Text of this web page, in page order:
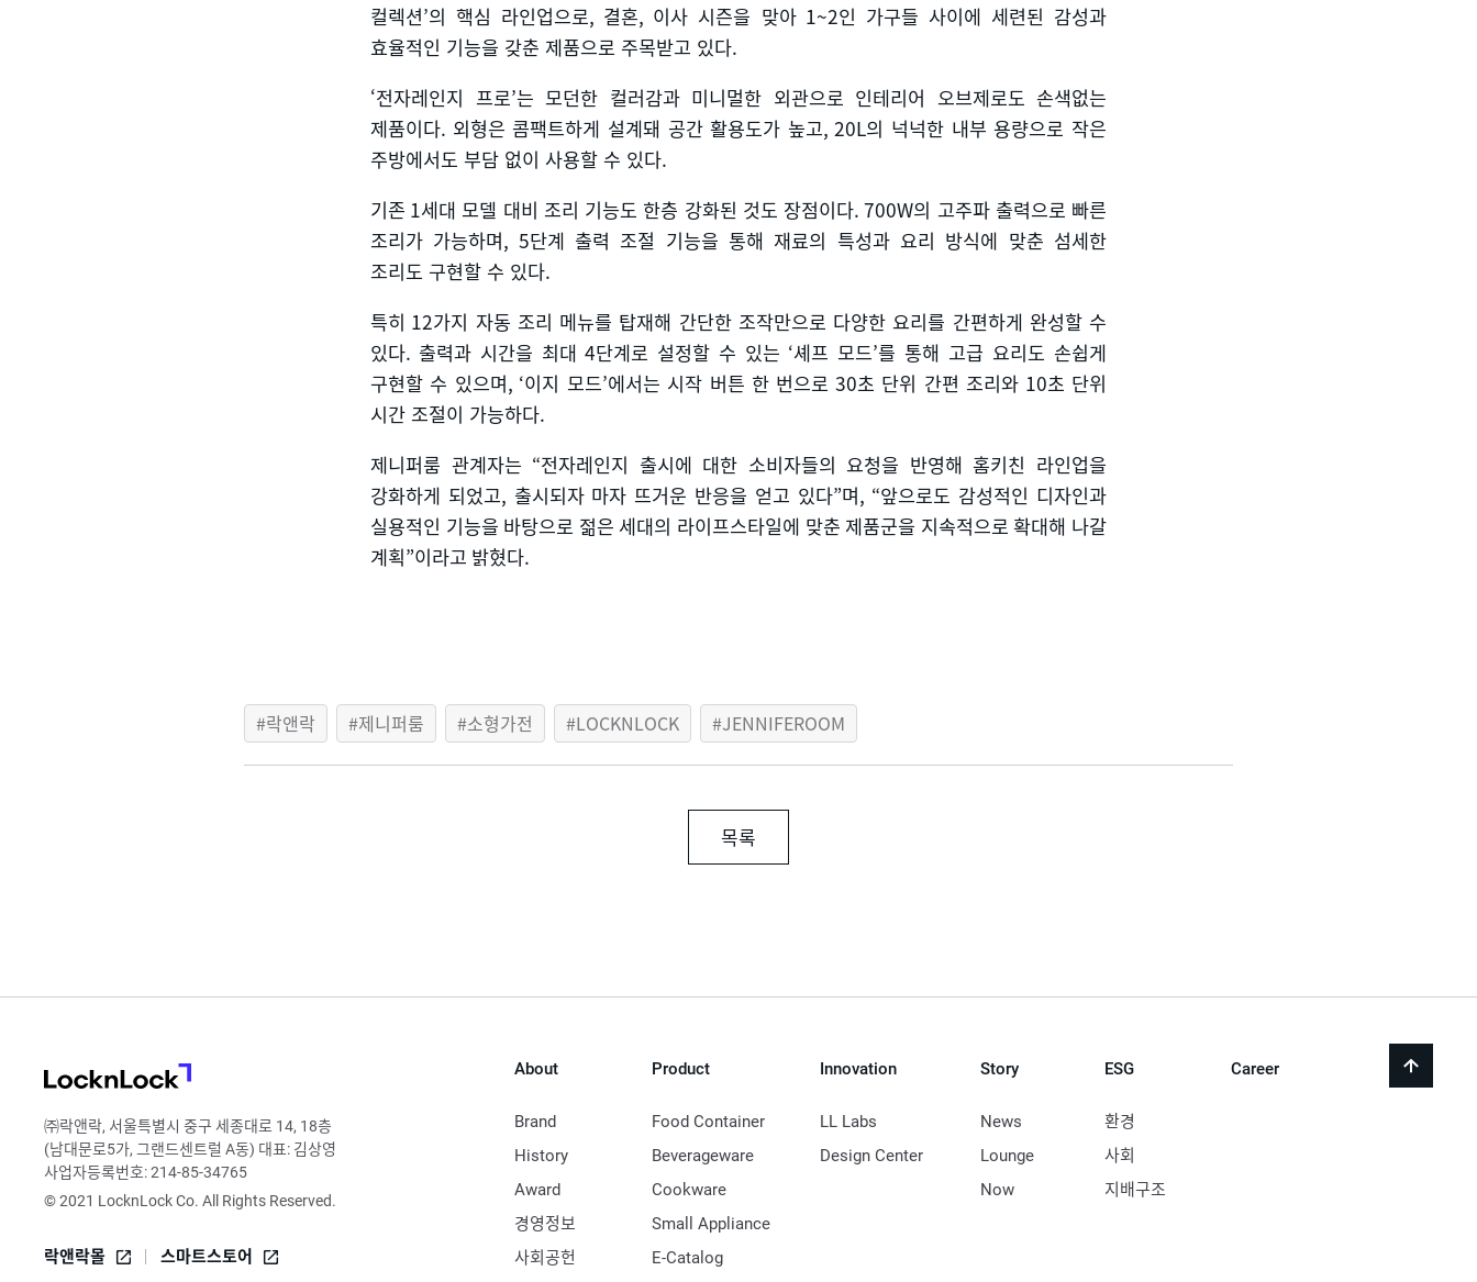
컬렉션’의 핵심 라인업으로, 결혼, 이사 시즌을 맞아1~2인 가구들 사이에 세련된 감성과
효율적인 기능을 갖춘 제품으로 주목받고 있다.
‘전자레인지 프로’는 모던한 컬러감과 미니멀한 외관으로 인테리어 오브제로도 손색없는
제품이다. 외형은 콤팩트하게 설계돼 공간 활용도가 높고, 20L의 넉넉한 내부 용량으로 작은
주방에서도 부담 없이 사용할 수 있다.
기존 1세대 모델 대비 조리 기능도 한층 강화된 것도 장점이다. 700W의 고주파 출력으로 빠른
조리가 가능하며, 5단계 출력 조절 기능을 통해 재료의 특성과 요리 방식에 맞춘 섬세한
조리도 구현할 수 있다.
특히 12가지 자동 조리 메뉴를 탑재해 간단한 조작만으로 다양한 요리를 간편하게 완성할 수
있다. 출력과 시간을 최대 4단계로 설정할 수 있는 ‘셰프 모드’를 통해 고급 요리도 손쉽게
구현할 수 있으며, ‘이지 모드’에서는 시작 버튼 한 번으로 30초 단위 간편 조리와 10초 단위
시간 조절이 가능하다.
제니퍼룸 관계자는 “전자레인지 출시에 대한 소비자들의 요청을 반영해 홈키친 라인업을
강화하게 되었고, 출시되자 마자 뜨거운 반응을 얻고 있다”며, “앞으로도 감성적인 디자인과
실용적인 기능을 바탕으로 젊은 세대의 라이프스타일에 맞춘 제품군을 지속적으로 확대해 나갈
계획”이라고 밝혔다.
락앤락 제니퍼룸 소형가전 LOCKNLOCK JENNIFEROOM
목록
back
About
Brand
History
Award
경영정보
사회공헌
Product
Food Container
Beverageware
Cookware
Small Appliance
E-Catalog
Innovation
LL Labs
Design Center
Story
News
Lounge
Now
ESG
환경
사회
지배구조
Career
락앤락몰 스마트스토어
© 2021 LocknLock Co. All Rights Reserved.
㈜락앤락, 서울특별시 중구 세종대로 14, 18층
(남대문로5가, 그랜드센트럴 A동) 대표: 김상영
사업자등록번호: 214-85-34765